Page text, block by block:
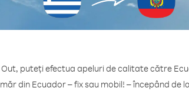
Out, puteți efectua apeluri de calitate către
din Ecuador – fix sau mobil! – începând de